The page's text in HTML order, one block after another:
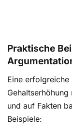
Praktische
Eine
und auf Fakten
Beispiele: